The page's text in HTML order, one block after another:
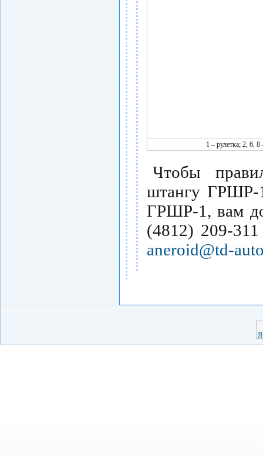
1 – рулетка; 2, 6,
Чтобы
штангу ГРШР-
ГРШР-1, вам
(4812) 209-
aneroid@td-